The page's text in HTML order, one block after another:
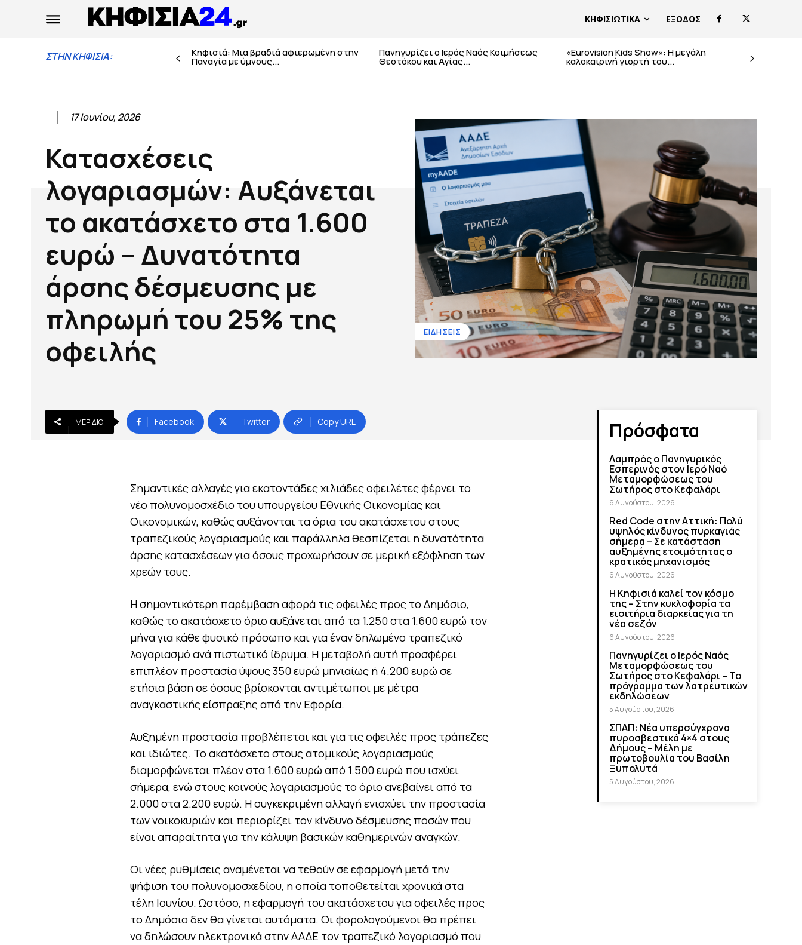
ΚΗΦΙΣΙΩΤΙΚΑ ΕΞΟΔΟΣ
ΣΤΗΝ ΚΗΦΙΣΙΑ: Κηφισιά: Μια βραδιά αφιερωμένη στην
Παναγία με ύμνους...
Πανηγυρίζει ο Ιερός Ναός Κοιμήσεως
Θεοτόκου και Αγίας...
«Eurovision Kids Show»: Η μεγάλη
καλοκαιρινή γιορτή του...
17 Ιουνίου, 2026
Κατασχέσεις
λογαριασμών: Αυξάνεται
το ακατάσχετο στα 1.600
ευρώ – Δυνατότητα
άρσης δέσμευσης με
πληρωμή του 25% της
οφειλής
ΕΙΔΗΣΕΙΣ
ΜΕΡΊΔΙΟ Facebook Twitter Copy URL
Σημαντικές αλλαγές για εκατοντάδες χιλιάδες οφειλέτες φέρνει το
νέο πολυνομοσχέδιο του υπουργείου Εθνικής Οικονομίας και
Οικονομικών, καθώς αυξάνονται τα όρια του ακατάσχετου στους
τραπεζικούς λογαριασμούς και παράλληλα θεσπίζεται η δυνατότητα
άρσης κατασχέσεων για όσους προχωρήσουν σε μερική εξόφληση των
χρεών τους.
Η σημαντικότερη παρέμβαση αφορά τις οφειλές προς το Δημόσιο,
καθώς το ακατάσχετο όριο αυξάνεται από τα 1.250 στα 1.600 ευρώ τον
μήνα για κάθε φυσικό πρόσωπο και για έναν δηλωμένο τραπεζικό
λογαριασμό ανά πιστωτικό ίδρυμα. Η μεταβολή αυτή προσφέρει
επιπλέον προστασία ύψους 350 ευρώ μηνιαίως ή 4.200 ευρώ σε
ετήσια βάση σε όσους βρίσκονται αντιμέτωποι με μέτρα
αναγκαστικής είσπραξης από την Εφορία.
Αυξημένη προστασία προβλέπεται και για τις οφειλές προς τράπεζες
και ιδιώτες. Το ακατάσχετο στους ατομικούς λογαριασμούς
διαμορφώνεται πλέον στα 1.600 ευρώ από 1.500 ευρώ που ισχύει
σήμερα, ενώ στους κοινούς λογαριασμούς το όριο ανεβαίνει από τα
2.000 στα 2.200 ευρώ. Η συγκεκριμένη αλλαγή ενισχύει την προστασία
των νοικοκυριών και περιορίζει τον κίνδυνο δέσμευσης ποσών που
είναι απαραίτητα για την κάλυψη βασικών καθημερινών αναγκών.
Οι νέες ρυθμίσεις αναμένεται να τεθούν σε εφαρμογή μετά την
ψήφιση του πολυνομοσχεδίου, η οποία τοποθετείται χρονικά στα
τέλη Ιουνίου. Ωστόσο, η εφαρμογή του ακατάσχετου για οφειλές προς
το Δημόσιο δεν θα γίνεται αυτόματα. Οι φορολογούμενοι θα πρέπει
να δηλώσουν ηλεκτρονικά στην ΑΑΔΕ τον τραπεζικό λογαριασμό που
Πρόσφατα
Λαμπρός ο Πανηγυρικός
Εσπερινός στον Ιερό Ναό
Μεταμορφώσεως του
Σωτήρος στο Κεφαλάρι
6 Αυγούστου, 2026
Red Code στην Αττική: Πολύ
υψηλός κίνδυνος πυρκαγιάς
σήμερα – Σε κατάσταση
αυξημένης ετοιμότητας ο
κρατικός μηχανισμός
6 Αυγούστου, 2026
Η Κηφισιά καλεί τον κόσμο
της – Στην κυκλοφορία τα
εισιτήρια διαρκείας για τη
νέα σεζόν
6 Αυγούστου, 2026
Πανηγυρίζει ο Ιερός Ναός
Μεταμορφώσεως του
Σωτήρος στο Κεφαλάρι – Το
πρόγραμμα των λατρευτικών
εκδηλώσεων
5 Αυγούστου, 2026
ΣΠΑΠ: Νέα υπερσύγχρονα
πυροσβεστικά 4×4 στους
Δήμους – Μέλη με
πρωτοβουλία του Βασίλη
Ξυπολυτά
5 Αυγούστου, 2026